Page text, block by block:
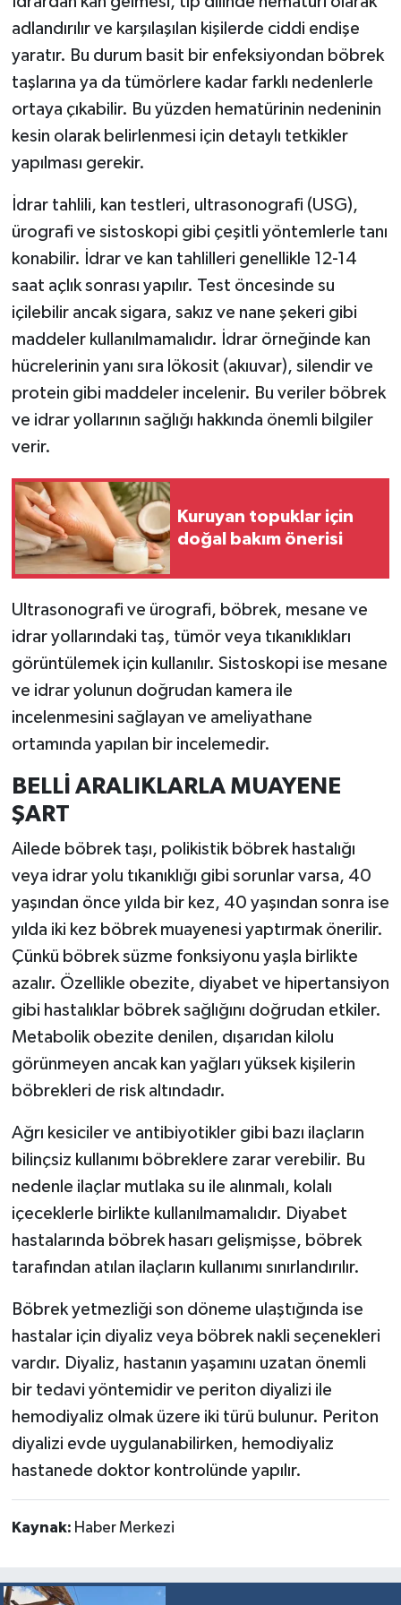
adlandırılır ve karşılaşılan kişilerde ciddi endişe
yaratır. Bu durum basit bir enfeksiyondan böbrek
taşlarına ya da tümörlere kadar farklı nedenlerle
ortaya çıkabilir. Bu yüzden hematürinin nedeninin
kesin olarak belirlenmesi için detaylı tetkikler
yapılması gerekir.
İdrar tahlili, kan testleri, ultrasonografi (USG),
ürografi ve sistoskopi gibi çeşitli yöntemlerle tanı
konabilir. İdrar ve kan tahlilleri genellikle 12-14
saat açlık sonrası yapılır. Test öncesinde su
içilebilir ancak sigara, sakız ve nane şekeri gibi
maddeler kullanılmamalıdır. İdrar örneğinde kan
hücrelerinin yanı sıra lökosit (akıuvar), silendir ve
protein gibi maddeler incelenir. Bu veriler böbrek
ve idrar yollarının sağlığı hakkında önemli bilgiler
verir.
Kuruyan topuklar için
doğal bakım önerisi
Ultrasonografi ve ürografi, böbrek, mesane ve
idrar yollarındaki taş, tümör veya tıkanıklıkları
görüntülemek için kullanılır. Sistoskopi ise mesane
ve idrar yolunun doğrudan kamera ile
incelenmesini sağlayan ve ameliyathane
ortamında yapılan bir incelemedir.
BELLİ ARALIKLARLA MUAYENE
ŞART
Ailede böbrek taşı, polikistik böbrek hastalığı
veya idrar yolu tıkanıklığı gibi sorunlar varsa, 40
yaşından önce yılda bir kez, 40 yaşından sonra ise
yılda iki kez böbrek muayenesi yaptırmak önerilir.
Çünkü böbrek süzme fonksiyonu yaşla birlikte
azalır. Özellikle obezite, diyabet ve hipertansiyon
gibi hastalıklar böbrek sağlığını doğrudan etkiler.
Metabolik obezite denilen, dışarıdan kilolu
görünmeyen ancak kan yağları yüksek kişilerin
böbrekleri de risk altındadır.
Ağrı kesiciler ve antibiyotikler gibi bazı ilaçların
bilinçsiz kullanımı böbreklere zarar verebilir. Bu
nedenle ilaçlar mutlaka su ile alınmalı, kolalı
içeceklerle birlikte kullanılmamalıdır. Diyabet
hastalarında böbrek hasarı gelişmişse, böbrek
tarafından atılan ilaçların kullanımı sınırlandırılır.
Böbrek yetmezliği son döneme ulaştığında ise
hastalar için diyaliz veya böbrek nakli seçenekleri
vardır. Diyaliz, hastanın yaşamını uzatan önemli
bir tedavi yöntemidir ve periton diyalizi ile
hemodiyaliz olmak üzere iki türü bulunur. Periton
diyalizi evde uygulanabilirken, hemodiyaliz
hastanede doktor kontrolünde yapılır.
Kaynak: Haber Merkezi
Köşe Yazıları
Kültür Sanat
Magazin
Pazarlar
Politika
Resmi İlan
Rüya Tabirleri
Sağlık
Şaphane
Siyaset
Tavşanlı
Teknoloji
Türkiye
Yaşam
Yemek Tarifleri